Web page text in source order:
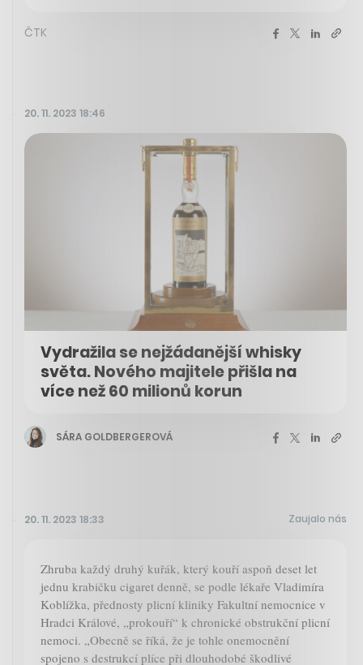
ČTK
20. 11. 2023 18:46
Vydražila se nejžádanější whisky
světa. Nového majitele přišla na
více než 60 milionů korun
SÁRA GOLDBERGEROVÁ
20. 11. 2023 18:33 Zaujalo nás
Zhruba každý druhý kuřák, který kouří aspoň deset let
jednu krabičku cigaret denně, se podle lékaře Vladimíra
Koblížka, přednosty plicní kliniky Fakultní nemocnice v
Hradci Králové, „prokouří“ k chronické obstrukční plicní
nemoci. „Obecně se říká, že je tohle onemocnění
spojeno s destrukcí plíce při dlouhodobé škodlivé